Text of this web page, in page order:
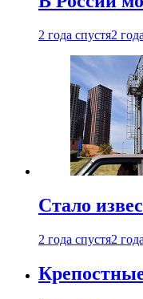
2 года спустя2
Стало
2 года спустя2